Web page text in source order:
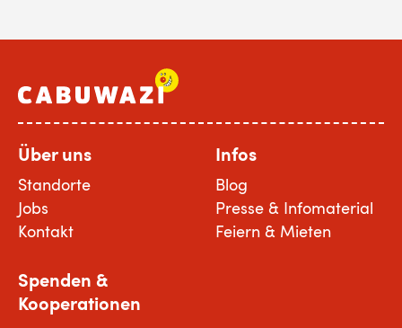
Über uns
Standorte
Jobs
Kontakt
Infos
Blog
Presse & Infomaterial
Feiern & Mieten
Spenden &
Kooperationen